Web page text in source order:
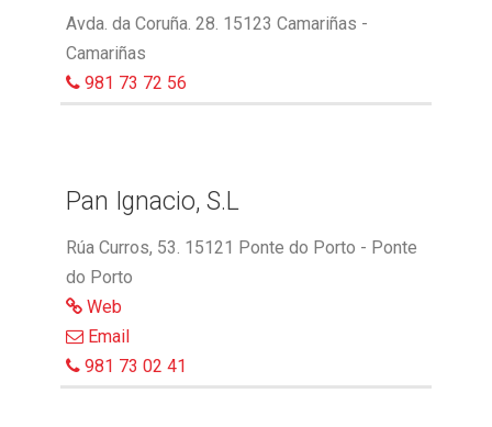
Avda. da Coruña. 28. 15123 Camariñas -
Camariñas
981 73 72 56
Pan Ignacio, S.L
Rúa Curros, 53. 15121 Ponte do Porto - Ponte
do Porto
Web
Email
981 73 02 41